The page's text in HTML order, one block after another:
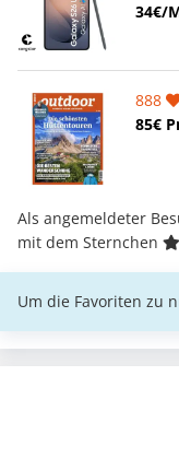
34€/
888
85€
Als angemeldeter
mit dem Sternchen
Um die Favoriten zu